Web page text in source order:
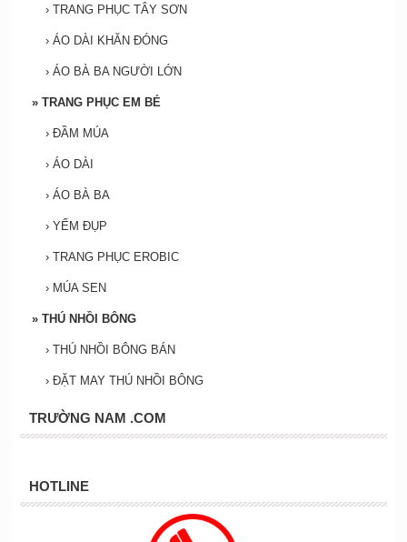
› TRANG PHỤC TÂY SƠN
› ÁO DÀI KHĂN ĐÓNG
› ÁO BÀ BA NGƯỜI LỚN
» TRANG PHỤC EM BÉ
› ĐẦM MÚA
› ÁO DÀI
› ÁO BÀ BA
› YẾM ĐỤP
› TRANG PHỤC EROBIC
› MÚA SEN
» THÚ NHỒI BÔNG
› THÚ NHỒI BÔNG BÁN
› ĐẶT MAY THÚ NHỒI BÔNG
TRƯỜNG NAM .COM
HOTLINE